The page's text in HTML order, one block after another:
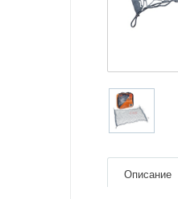
Описание